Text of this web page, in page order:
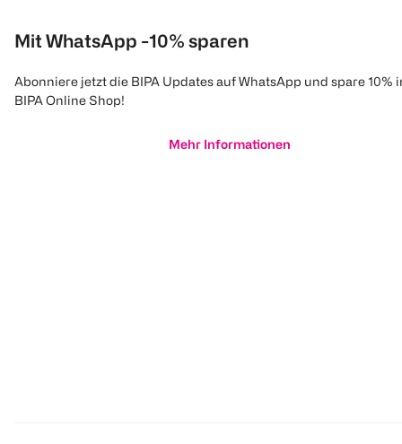
Mit WhatsApp -10% sparen
Abonniere jetzt die BIPA Updates auf WhatsApp und spare 10%
BIPA Online Shop!
Mehr Informationen